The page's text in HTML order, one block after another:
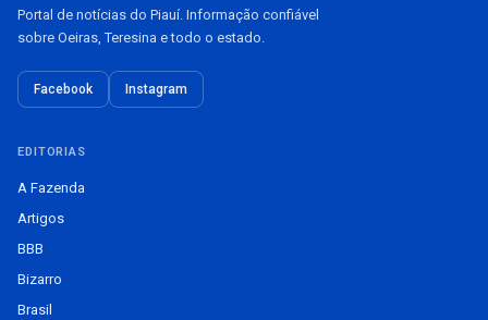
Portal de notícias do Piauí. Informação confiável
sobre Oeiras, Teresina e todo o estado.
Facebook Instagram
EDITORIAS
A Fazenda
Artigos
BBB
Bizarro
Brasil